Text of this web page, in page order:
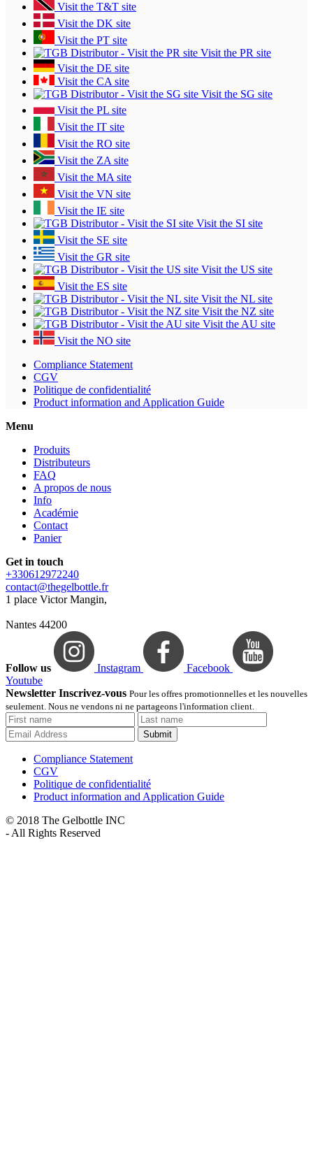
Visit the T&T site
Visit the DK site
Visit the PT site
Visit the PR site
Visit the DE site
Visit the CA site
Visit the SG site
Visit the PL site
Visit the IT site
Visit the RO site
Visit the ZA site
Visit the MA site
Visit the VN site
Visit the IE site
Visit the SI site
Visit the SE site
Visit the GR site
Visit the US site
Visit the ES site
Visit the NL site
Visit the NZ site
Visit the AU site
Visit the NO site
Compliance Statement
CGV
Politique de confidentialité
Product information and Application Guide
Menu
Produits
Distributeurs
FAQ
A propos de nous
Info
Académie
Contact
Panier
Get in touch
+330612972240
contact@thegelbottle.fr
1 place Victor Mangin,
Nantes 44200
Follow us Instagram
Facebook
Youtube
Newsletter Inscrivez-vous Pour les offres promotionnelles et les nouvelles
seulement. Nous ne vendons ni ne partageons l'information client.
Submit
Compliance Statement
CGV
Politique de confidentialité
Product information and Application Guide
© 2018 The Gelbottle INC
- All Rights Reserved